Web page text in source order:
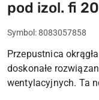
pod izol. fi
Symbol:8083057858
Przepustnica
doskonałe
wentylacyjnych. Ta